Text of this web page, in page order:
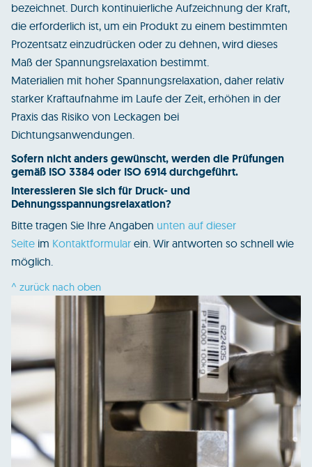
bezeichnet. Durch kontinuierliche Aufzeichnung der Kraft,
die erforderlich ist, um ein Produkt zu einem bestimmten
Prozentsatz einzudrücken oder zu dehnen, wird dieses
Maß der Spannungsrelaxation bestimmt.
Materialien mit hoher Spannungsrelaxation, daher relativ
starker Kraftaufnahme im Laufe der Zeit, erhöhen in der
Praxis das Risiko von Leckagen bei
Dichtungsanwendungen.
Sofern nicht anders gewünscht, werden die Prüfungen
gemäß ISO 3384 oder ISO 6914 durchgeführt.
Interessieren Sie sich für Druck- und
Dehnungsspannungsrelaxation?
Bitte tragen Sie Ihre Angaben unten auf dieser
Seite im Kontaktformular ein. Wir antworten so schnell wie
möglich.
^ zurück nach oben